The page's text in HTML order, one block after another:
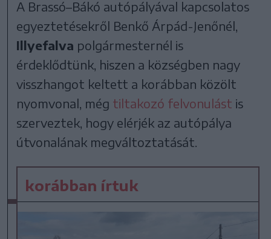
A Brassó–Bákó autópályával kapcsolatos
egyeztetésekről Benkő Árpád-Jenőnél,
Illyefalva polgármesternél is
érdeklődtünk, hiszen a községben nagy
visszhangot keltett a korábban közölt
nyomvonal, még tiltakozó felvonulást is
szerveztek, hogy elérjék az autópálya
útvonalának megváltoztatását.
korábban írtuk